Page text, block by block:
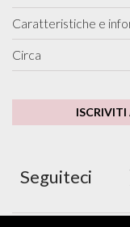
Caratteristiche e
Circa
ISCRIVITI
Seguiteci